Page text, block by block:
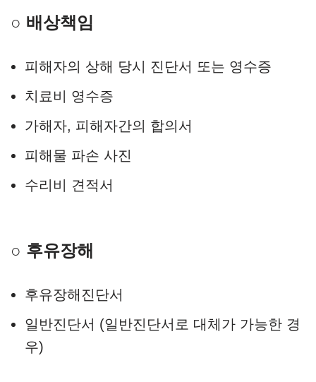
○ 배상책임
피해자의 상해 당시 진단서 또는 영수증
치료비 영수증
가해자, 피해자간의 합의서
피해물 파손 사진
수리비 견적서
○ 후유장해
후유장해진단서
일반진단서 (일반진단서로 대체가 가능한 경
우)